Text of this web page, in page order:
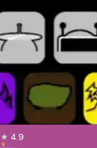
4.9